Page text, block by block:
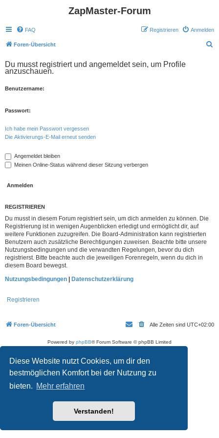
Diese Website nutzt Cookies, um dir den
bestmöglichen Komfort bei der Nutzung zu
bieten. Mehr erfahren
Verstanden!
ZapMaster-Forum
FAQ Anmelden
Registrieren
Foren-Übersicht
Du musst registriert und angemeldet sein, um Profile
anzuschauen.
Benutzername:
Passwort:
Ich habe mein Passwort vergessen
Die Aktivierungs-E-Mail erneut senden
Angemeldet bleiben
Meinen Online-Status während dieser Sitzung verbergen
REGISTRIEREN
Du musst in diesem Forum registriert sein, um dich anmelden zu können. Die
Registrierung ist in wenigen Augenblicken erledigt und ermöglicht dir, auf
weitere Funktionen zuzugreifen. Die Board-Administration kann registrierten
Benutzern auch zusätzliche Berechtigungen zuweisen. Beachte bitte unsere
Nutzungsbedingungen und die verwandten Regelungen, bevor du dich
registrierst. Bitte beachte auch die jeweiligen Forenregeln, wenn du dich in
diesem Board bewegst.
Nutzungsbedingungen | Datenschutzerklärung
Registrieren
Foren-Übersicht Alle Zeiten sind UTC+02:00
Powered by phpBB® Forum Software © phpBB Limited
Datenschutz|Nutzungsbedingungen